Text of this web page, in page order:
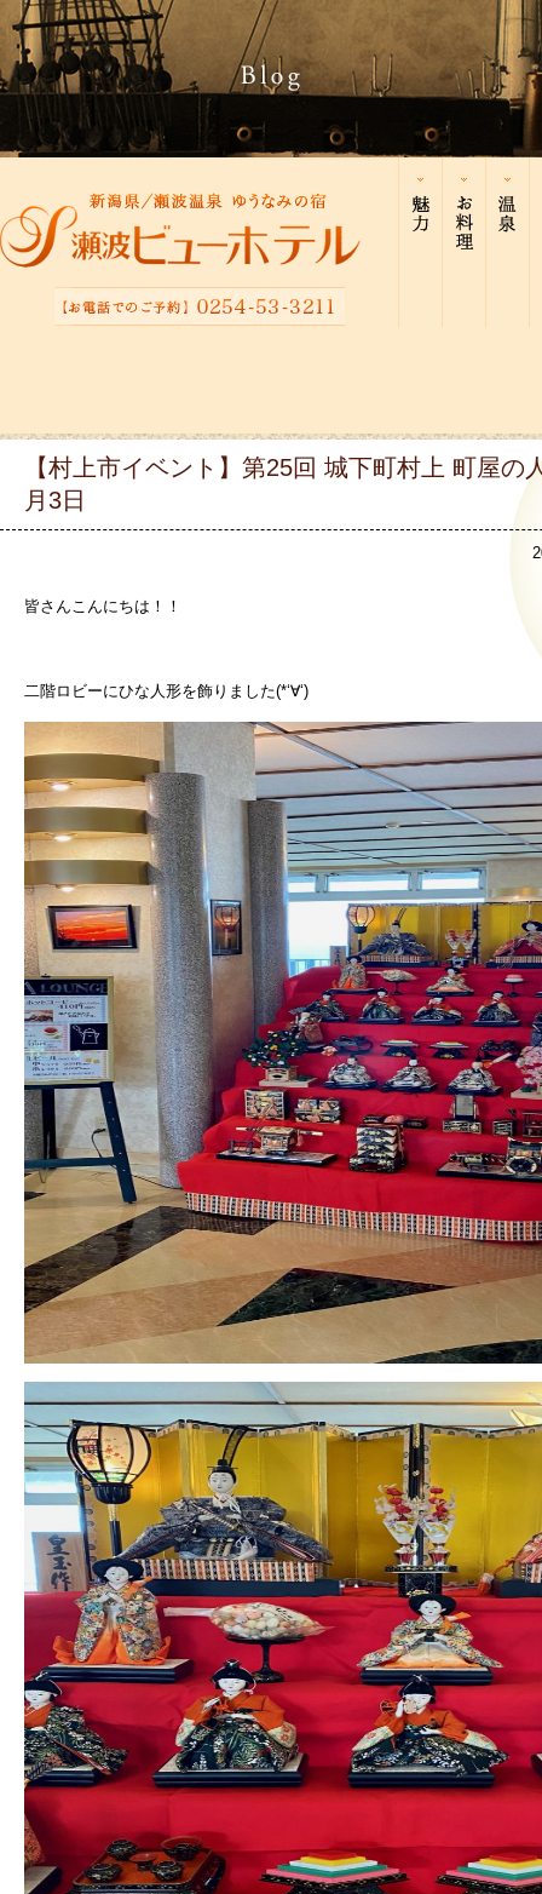
【村上市イベント】第25回 城下町村上 町屋
月3日
皆さんこんにちは！！
二階ロビーにひな人形を飾りました(*‘∀‘)